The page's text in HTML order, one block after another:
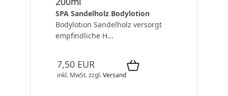
SPA Sandelholz Bodylotion
Bodylotion Sandelholz versorgt
empfindliche H...
7,50 EUR
inkl. MwSt.zzgl.Versand